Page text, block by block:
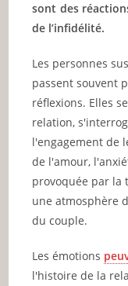
sont des
de l’infidélité.
Les personnes
passent souvent
réflexions. Elles
relation,
l'engagement de
de l'amour,
provoquée par la
une atmosphère
du couple.
Les émotions
l'histoire de la